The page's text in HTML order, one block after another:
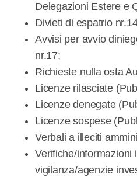
Delegazioni Estere e
Divieti di espatrio
Avvisi per avvio
nr.17;
Richieste nulla osta
Licenze rilasciate
Licenze denegate
Licenze sospese
Verbali a illeciti
Verifiche/informazioni
vigilanza/agenzie